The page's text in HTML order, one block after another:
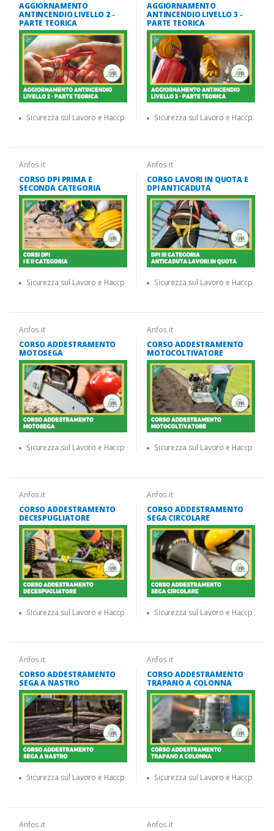
AGGIORNAMENTO
ANTINCENDIO LIVELLO 2 -
PARTE TEORICA
Sicurezza sul Lavoro e Haccp
AGGIORNAMENTO
ANTINCENDIO LIVELLO 3 -
PARTE TEORICA
Sicurezza sul Lavoro e Haccp
Anfos.it
CORSO DPI PRIMA E
SECONDA CATEGORIA
Sicurezza sul Lavoro e Haccp
Anfos.it
CORSO LAVORI IN QUOTA E
DPI ANTICADUTA
Sicurezza sul Lavoro e Haccp
Anfos.it
CORSO ADDESTRAMENTO
MOTOSEGA
Sicurezza sul Lavoro e Haccp
Anfos.it
CORSO ADDESTRAMENTO
MOTOCOLTIVATORE
Sicurezza sul Lavoro e Haccp
Anfos.it
CORSO ADDESTRAMENTO
DECESPUGLIATORE
Sicurezza sul Lavoro e Haccp
Anfos.it
CORSO ADDESTRAMENTO
SEGA CIRCOLARE
Sicurezza sul Lavoro e Haccp
Anfos.it
CORSO ADDESTRAMENTO
SEGA A NASTRO
Sicurezza sul Lavoro e Haccp
Anfos.it
CORSO ADDESTRAMENTO
TRAPANO A COLONNA
Sicurezza sul Lavoro e Haccp
Anfos.it
Anfos.it